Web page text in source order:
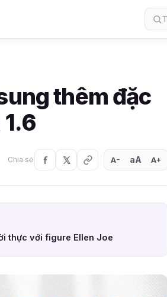
thêm đặc
Chia sẻ A− aA A+
thực với figure Ellen Joe